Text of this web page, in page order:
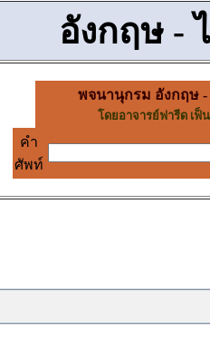
อังกฤษ -
พจนานุกรม อังกฤษ -
โดยอาจารย์ฟารีด เฟ็
คำ
ศัพท์